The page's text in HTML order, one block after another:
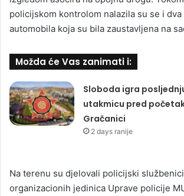
policijskom kontrolom nalazila su se i
automobila koja su bila zaustavljena na
Možda će Vas zanimati i:
Sloboda igra
utakmicu pred
Gračanici
2 days ranije
Na terenu su djelovali policijski
organizacionih jedinica Uprave policije